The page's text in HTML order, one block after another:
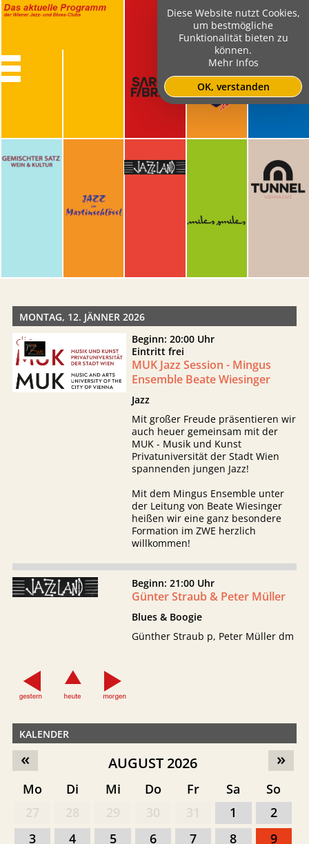
MONTAG, 12. JÄNNER 2026
Beginn: 20:00 Uhr
Eintritt frei
MUK Jazz Session - Mingus
Ensemble Beate Wiesinger
Jazz
Mit großer Freude präsentieren wir
auch heuer gemeinsam mit der
MUK - Musik und Kunst
Privatuniversität der Stadt Wien
spannenden jungen Jazz!
Mit dem Mingus Ensemble unter
der Leitung von Beate Wiesinger
heißen wir eine ganz besondere
Formation im ZWE herzlich
willkommen!
Beginn: 21:00 Uhr
Günter Straub & Peter Müller
Blues & Boogie
Günther Straub p, Peter Müller dm
KALENDER
»
« AUGUST 2026
Mo Di Mi Do Fr Sa
So
1
2
3
4 5 6 7 8
9
Diese Website nutzt Cookies,
um bestmögliche
Funktionalität bieten zu
können.
Mehr Infos
OK, verstanden